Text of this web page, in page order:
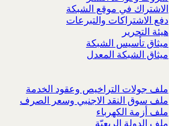
الاشتراك في موقع الشبكة
دفع الاشتراكات والتبرعات
هيئة التحرير
ميثاق تأسيس الشبكة
ميثاق الشبكة المعدل
ملف جولات التراخيص وعقود الخدمة
ملف سوق النقد الاجنبي وسعر الصرف
ملف أزمة الكهرباء
ملف الدولة الريعيّة